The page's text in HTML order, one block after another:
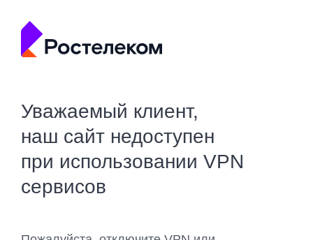
Уважаемый клиент,
наш сайт недоступен
при использовании VPN
сервисов